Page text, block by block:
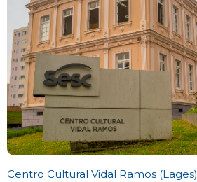
Centro Cultural Vidal Ramos (Lages)